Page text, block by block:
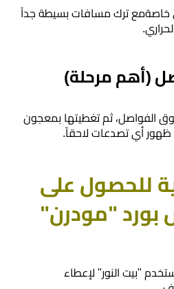
خاصةمع ترك مسافات بسيطة جداً
الفواصل، ثم تغطيتها بمعجون
أي تصدعات لاحقاً.
للحصول على
"مودرن"
"بيت النور" لإعطاء